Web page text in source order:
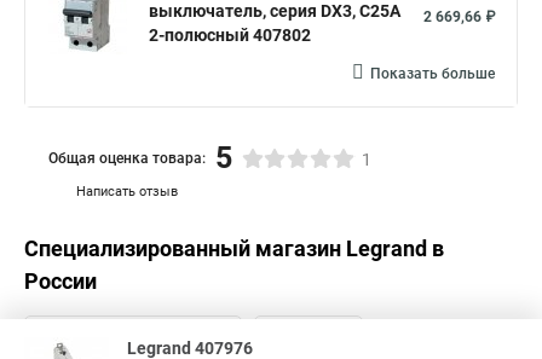
выключатель, серия DX3, С25A
2-полюсный 407802
2 669,66 ₽
Показать больше
Написать отзыв
Общая оценка товара: 5 1
Специализированный магазин Legrand в
России
Legrand 407976